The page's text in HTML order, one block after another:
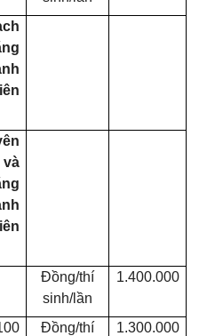
Đồng/thí
sinh/lần
1.400.000
Đồng/thí
1.300.000